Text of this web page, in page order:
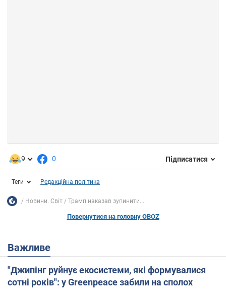
9 0 Підписатися
Теги Редакційна політика
Новини. Світ Трамп наказав зупинити...
Повернутися на головну OBOZ
Важливе
"Джипінг руйнує екосистеми, які формувалися
сотні років": у Greenpeace забили на сполох